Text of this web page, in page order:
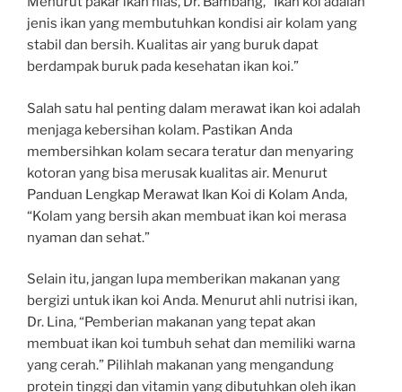
jenis ikan yang membutuhkan kondisi air kolam yang
stabil dan bersih. Kualitas air yang buruk dapat
berdampak buruk pada kesehatan ikan koi.”
Salah satu hal penting dalam merawat ikan koi adalah
menjaga kebersihan kolam. Pastikan Anda
membersihkan kolam secara teratur dan menyaring
kotoran yang bisa merusak kualitas air. Menurut
Panduan Lengkap Merawat Ikan Koi di Kolam Anda,
“Kolam yang bersih akan membuat ikan koi merasa
nyaman dan sehat.”
Selain itu, jangan lupa memberikan makanan yang
bergizi untuk ikan koi Anda. Menurut ahli nutrisi ikan,
Dr. Lina, “Pemberian makanan yang tepat akan
membuat ikan koi tumbuh sehat dan memiliki warna
yang cerah.” Pilihlah makanan yang mengandung
protein tinggi dan vitamin yang dibutuhkan oleh ikan